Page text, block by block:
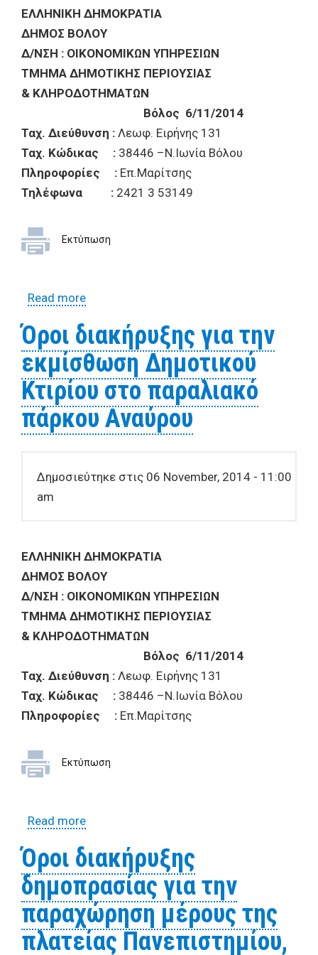
ΕΛΛΗΝΙΚΗ ΔΗΜΟΚΡΑΤΙΑ
ΔΗΜΟΣ ΒΟΛΟΥ
Δ/ΝΣΗ : ΟΙΚΟΝΟΜΙΚΩΝ ΥΠΗΡΕΣΙΩΝ
ΤΜΗΜΑ ΔΗΜΟΤΙΚΗΣ ΠΕΡΙΟΥΣΙΑΣ
& ΚΛΗΡΟΔΟΤΗΜΑΤΩΝ
Βόλος 6/11/2014
Ταχ. Διεύθυνση : Λεωφ. Ειρήνης 131
Ταχ. Κώδικας : 38446 –Ν.Ιωνία Βόλου
Πληροφορίες : Επ.Μαρίτσης
Τηλέφωνα : 2421 3 53149
Εκτύπωση
Read moreabout Όροι διακήρυξης για την
στην πλατεία Αγ.Λαυρεντίου
Όροι διακήρυξης για την
εκμίσθωση Δημοτικού
Κτιρίου στο παραλιακό
πάρκου Αναύρου
Δημοσιεύτηκε στις 06 November, 2014 - 11:00
am
ΕΛΛΗΝΙΚΗ ΔΗΜΟΚΡΑΤΙΑ
ΔΗΜΟΣ ΒΟΛΟΥ
Δ/ΝΣΗ : ΟΙΚΟΝΟΜΙΚΩΝ ΥΠΗΡΕΣΙΩΝ
ΤΜΗΜΑ ΔΗΜΟΤΙΚΗΣ ΠΕΡΙΟΥΣΙΑΣ
& ΚΛΗΡΟΔΟΤΗΜΑΤΩΝ
Βόλος 6/11/2014
Ταχ. Διεύθυνση : Λεωφ. Ειρήνης 131
Ταχ. Κώδικας : 38446 –Ν.Ιωνία Βόλου
Πληροφορίες : Επ.Μαρίτσης
Εκτύπωση
Read moreabout Όροι διακήρυξης για την
παραλιακό πάρκου Αναύρου
Όροι διακήρυξης
δημοπρασίας για την
παραχώρηση μέρους της
πλατείας Πανεπιστημίου,